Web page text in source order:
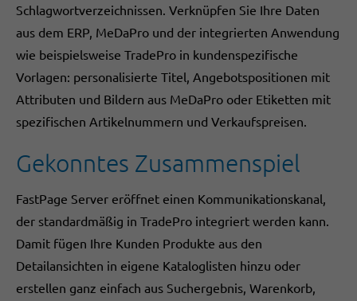
Schlagwortverzeichnissen. Verknüpfen Sie Ihre Daten
aus dem ERP, MeDaPro und der integrierten Anwendung
wie beispielsweise TradePro in kundenspezifische
Vorlagen: personalisierte Titel, Angebotspositionen mit
Attributen und Bildern aus MeDaPro oder Etiketten mit
spezifischen Artikelnummern und Verkaufspreisen.
Gekonntes Zusammenspiel
FastPage Server eröffnet einen Kommunikationskanal,
der standardmäßig in TradePro integriert werden kann.
Damit fügen Ihre Kunden Produkte aus den
Detailansichten in eigene Kataloglisten hinzu oder
erstellen ganz einfach aus Suchergebnis, Warenkorb,